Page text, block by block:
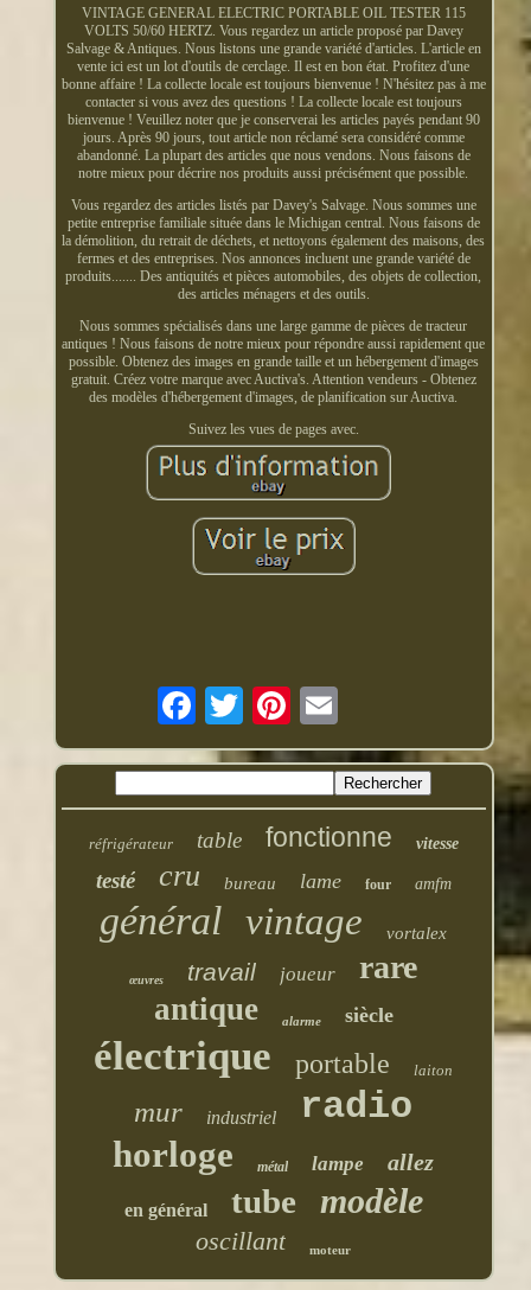
VINTAGE GENERAL ELECTRIC PORTABLE OIL TESTER 115
VOLTS 50/60 HERTZ. Vous regardez un article proposé par Davey
Salvage & Antiques. Nous listons une grande variété d'articles. L'article en
vente ici est un lot d'outils de cerclage. Il est en bon état. Profitez d'une
bonne affaire ! La collecte locale est toujours bienvenue ! N'hésitez pas à me
contacter si vous avez des questions ! La collecte locale est toujours
bienvenue ! Veuillez noter que je conserverai les articles payés pendant 90
jours. Après 90 jours, tout article non réclamé sera considéré comme
abandonné. La plupart des articles que nous vendons. Nous faisons de
notre mieux pour décrire nos produits aussi précisément que possible.
Vous regardez des articles listés par Davey's Salvage. Nous sommes une
petite entreprise familiale située dans le Michigan central. Nous faisons de
la démolition, du retrait de déchets, et nettoyons également des maisons, des
fermes et des entreprises. Nos annonces incluent une grande variété de
produits....... Des antiquités et pièces automobiles, des objets de collection,
des articles ménagers et des outils.
Nous sommes spécialisés dans une large gamme de pièces de tracteur
antiques ! Nous faisons de notre mieux pour répondre aussi rapidement que
possible. Obtenez des images en grande taille et un hébergement d'images
gratuit. Créez votre marque avec Auctiva's. Attention vendeurs - Obtenez
des modèles d'hébergement d'images, de planification sur Auctiva.
Suivez les vues de pages avec.
réfrigérateur table fonctionne vitesse
testé cru bureau lame four amfm
général vintage vortalex
œuvres travail joueur rare
antique alarme siècle
électrique portable laiton
mur industriel radio
horloge métal lampe allez
en général tube modèle
oscillant moteur